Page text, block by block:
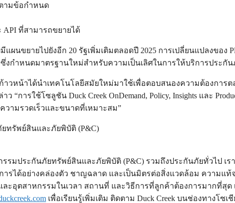
ามข้อกำหนด
API ที่สามารถขยายได้
นขยายไปยังอีก 20 รัฐเพิ่มเติมตลอดปี 2025 การเปลี่ยนแปลงของ
กำหนดมาตรฐานใหม่สำหรับความเป็นเลิศในการให้บริการประกั
ก้าวหน้าได้นำเทคโนโลยีสมัยใหม่มาใช้เพื่อตอบสนองความต้องการ
“การใช้โซลูชัน Duck Creek OnDemand, Policy, Insights และ
วามรวดเร็วและขนาดที่เหมาะสม”
ทรัพย์สินและภัยพิบัติ (P&C)
รรมประกันภัยทรัพย์สินและภัยพิบัติ (P&C) รวมถึงประกันภัยทั่วไป เ
ได้อย่างคล่องตัว ชาญฉลาด และเป็นมิตรต่อสิ่งแวดล้อม ความแท้
ะอุตสาหกรรมในเวลา สถานที่ และวิธีการที่ลูกค้าต้องการมากที่สุ
เพื่อเรียนรู้เพิ่มเติม ติดตาม Duck Creek บนช่องทางโซ